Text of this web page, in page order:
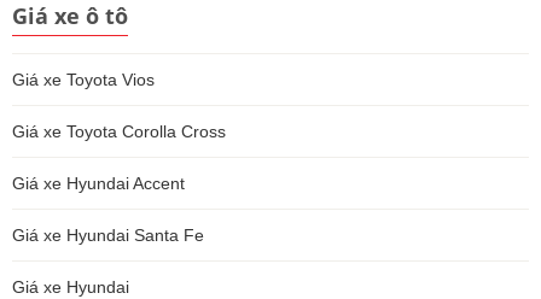
Giá xe ô tô
Giá xe Toyota Vios
Giá xe Toyota Corolla Cross
Giá xe Hyundai Accent
Giá xe Hyundai Santa Fe
Giá xe Hyundai